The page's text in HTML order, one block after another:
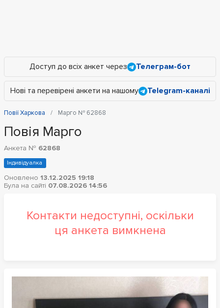
Доступ до всіх анкет через Телеграм-бот
Нові та перевірені анкети на нашому Telegram-каналі
Повії Харкова Марго № 62868
Повія Марго
Анкета № 62868
Індивідуалка
Оновлено 13.12.2025 19:18
Була на сайті 07.08.2026 14:56
Контакти недоступні, оскільки
ця анкета вимкнена